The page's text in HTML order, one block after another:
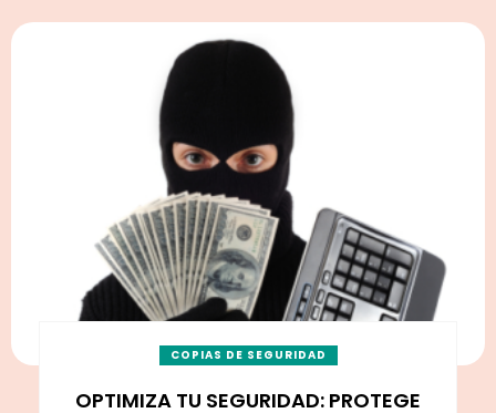
COPIAS DE SEGURIDAD
OPTIMIZA TU SEGURIDAD: PROTEGE